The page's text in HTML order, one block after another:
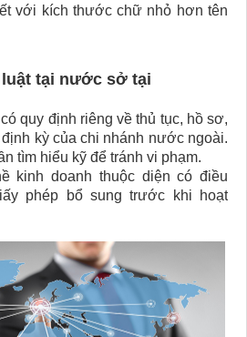
với kích thước chữ nhỏ hơn tên
luật tại nước sở tại
quy định riêng về thủ tục, hồ sơ,
kỳ của chi nhánh nước ngoài.
tìm hiểu kỹ để tránh vi phạm.
kinh doanh thuộc diện có điều
phép bổ sung trước khi hoạt